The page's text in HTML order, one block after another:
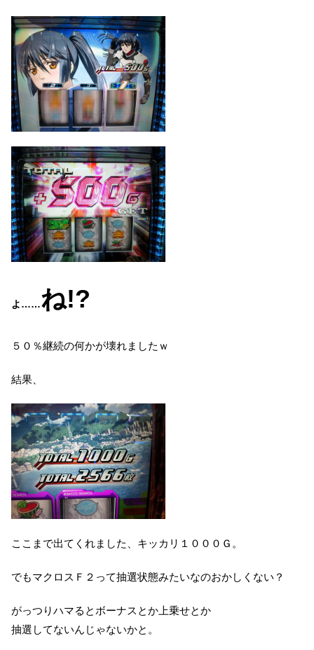
よ……ね!?
５０％継続の何かが壊れましたｗ
結果、
ここまで出てくれました、キッカリ１０００Ｇ。
でもマクロスＦ２って抽選状態みたいなのおかしくない？
がっつりハマるとボーナスとか上乗せとか
抽選してないんじゃないかと。